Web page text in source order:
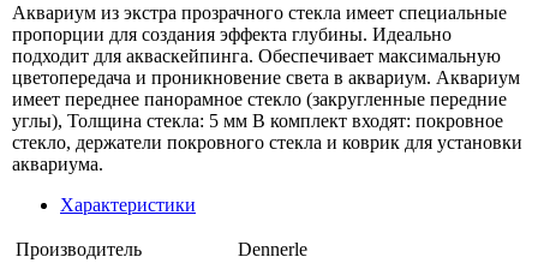
Аквариум из экстра прозрачного стекла имеет специальные
пропорции для создания эффекта глубины. Идеально
подходит для акваскейпинга. Обеспечивает максимальную
цветопередача и проникновение света в аквариум. Аквариум
имеет переднее панорамное стекло (закругленные передние
углы), Толщина стекла: 5 мм В комплект входят: покровное
стекло, держатели покровного стекла и коврик для установки
аквариума.
Характеристики
Производитель
Dennerle